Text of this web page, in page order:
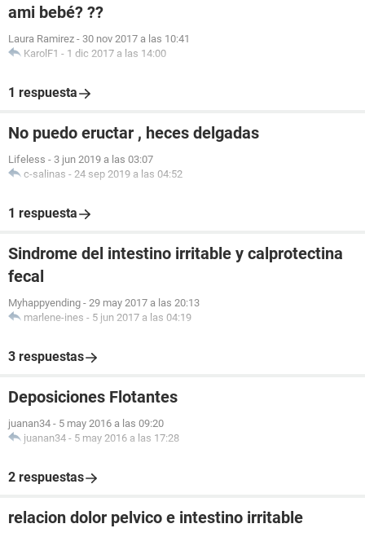
ami bebé? ??
Laura Ramirez - 30 nov 2017 a las 10:41
KarolF1 - 1 dic 2017 a las 14:00
1 respuesta
No puedo eructar , heces delgadas
Lifeless - 3 jun 2019 a las 03:07
c-salinas - 24 sep 2019 a las 04:52
1 respuesta
Sindrome del intestino irritable y calprotectina
fecal
Myhappyending - 29 may 2017 a las 20:13
marlene-ines - 5 jun 2017 a las 04:19
3 respuestas
Deposiciones Flotantes
juanan34 - 5 may 2016 a las 09:20
juanan34 - 5 may 2016 a las 17:28
2 respuestas
relacion dolor pelvico e intestino irritable